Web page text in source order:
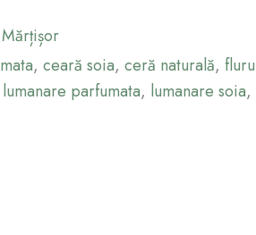
Mărțișor
, ceară soia, ceră naturală,
lumanare parfumata, lumanare soia,